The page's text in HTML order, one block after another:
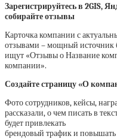
Зарегистрируйтесь в 2GIS,
собирайте отзывы
Карточка компании с
отзывами – мощный источник
ищут «Отзывы о Название
компании».
Создайте страницу «О
Фото сотрудников, кейсы,
рассказали, о чем писать в
будет привлекать
брендовый трафик и повышать